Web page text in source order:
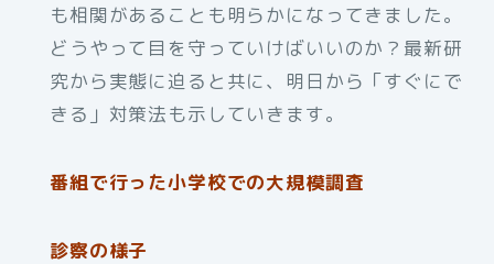
も相関があることも明らかになってきました。
どうやって目を守っていけばいいのか？最新研
究から実態に迫ると共に、明日から「すぐにで
きる」対策法も示していきます。
番組で行った小学校での大規模調査
診察の様子